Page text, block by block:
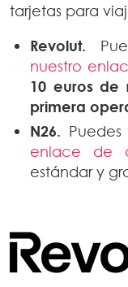
tarjetas para
Revolut.
nuestro
10 euros de
primera
N26.
enlace de
estándar y